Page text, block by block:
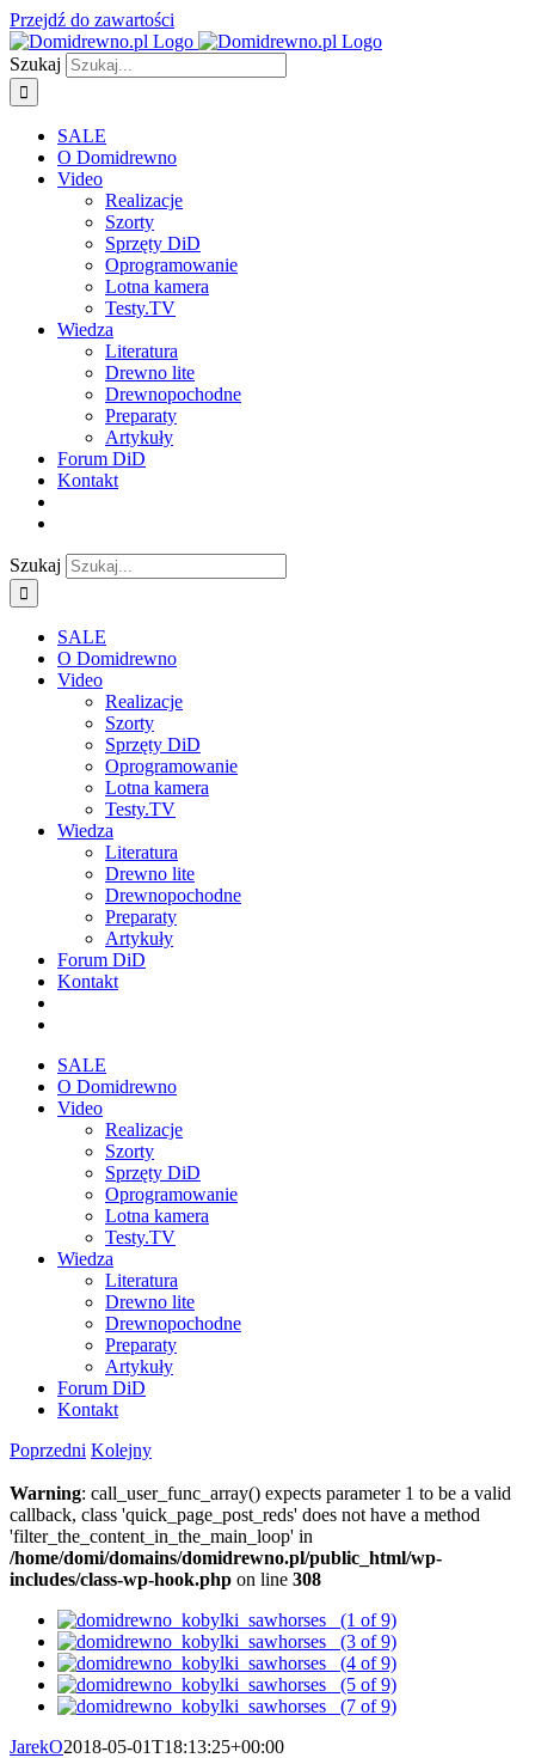
Przejdź do zawartości
Szukaj
SALE
O Domidrewno
Video
Realizacje
Szorty
Sprzęty DiD
Oprogramowanie
Lotna kamera
Testy.TV
Wiedza
Literatura
Drewno lite
Drewnopochodne
Preparaty
Artykuły
Forum DiD
Kontakt
Szukaj
SALE
O Domidrewno
Video
Realizacje
Szorty
Sprzęty DiD
Oprogramowanie
Lotna kamera
Testy.TV
Wiedza
Literatura
Drewno lite
Drewnopochodne
Preparaty
Artykuły
Forum DiD
Kontakt
SALE
O Domidrewno
Video
Realizacje
Szorty
Sprzęty DiD
Oprogramowanie
Lotna kamera
Testy.TV
Wiedza
Literatura
Drewno lite
Drewnopochodne
Preparaty
Artykuły
Forum DiD
Kontakt
Poprzedni Kolejny
Warning: call_user_func_array() expects parameter 1 to be a valid
callback, class 'quick_page_post_reds' does not have a method
'filter_the_content_in_the_main_loop' in
/home/domi/domains/domidrewno.pl/public_html/wp-
includes/class-wp-hook.php on line 308
JarekO2018-05-01T18:13:25+00:00